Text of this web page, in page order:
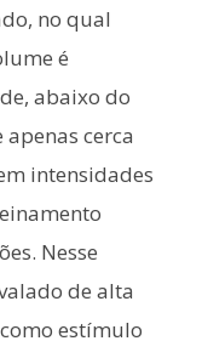
no qual
é
abaixo do
cerca
intensidades
Nesse
de alta
estímulo